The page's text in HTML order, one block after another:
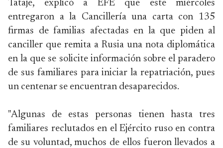
Tataje, explicó a EFE que este miércoles
entregaron a la Cancillería una carta con 135
firmas de familias afectadas en la que piden al
canciller que remita a Rusia una nota diplomática
en la que se solicite información sobre el paradero
de sus familiares para iniciar la repatriación, pues
un centenar se encuentran desaparecidos.
"Algunas de estas personas tienen hasta tres
familiares reclutados en el Ejército ruso en contra
de su voluntad, muchos de ellos fueron llevados a